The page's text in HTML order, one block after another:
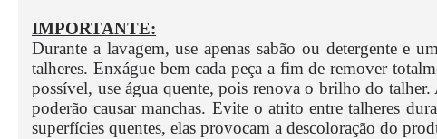
IMPORTANTE:
Durante a lavagem, use apenas sabão ou detergente e
talheres. Enxágue bem cada peça a fim de remover
possível, use água quente, pois renova o brilho do
poderão causar manchas. Evite o atrito entre talheres
superfícies quentes, elas provocam a descoloração do